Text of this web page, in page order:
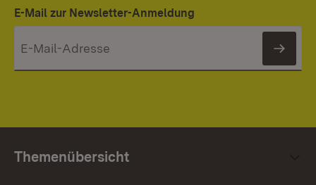
E-Mail zur Newsletter-Anmeldung
Themenübersicht